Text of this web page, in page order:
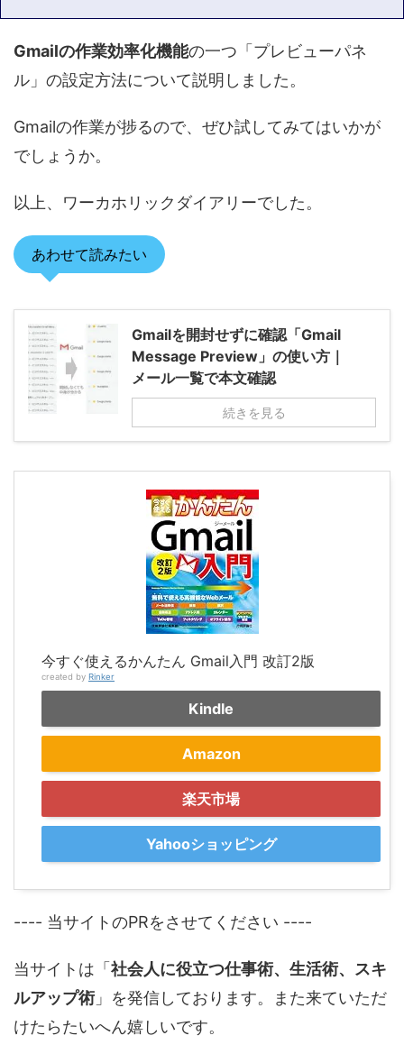
Gmailの作業効率化機能の一つ「プレビューパネ
ル」の設定方法について説明しました。
Gmailの作業が捗るので、ぜひ試してみてはいかが
でしょうか。
以上、ワーカホリックダイアリーでした。
あわせて読みたい
Gmailを開封せずに確認「Gmail
Message Preview」の使い方｜
メール一覧で本文確認
続きを見る
今すぐ使えるかんたん Gmail入門 改訂2版
created by Rinker
Kindle
Amazon
楽天市場
Yahooショッピング
---- 当サイトのPRをさせてください ----
当サイトは「 社会人に役立つ仕事術、生活術、スキ
ルアップ術」を発信しております。また来ていただ
けたらたいへん嬉しいです。